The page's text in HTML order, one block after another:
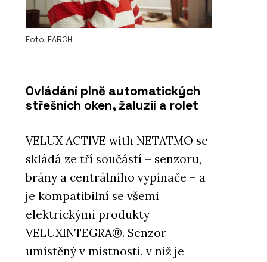
Foto: EARCH
Ovládání plně automatických
střešních oken, žaluzií a rolet
VELUX ACTIVE with NETATMO se
skládá ze tří součástí – senzoru,
brány a centrálního vypínače – a
je kompatibilní se všemi
elektrickými produkty
VELUXINTEGRA®. Senzor
umístěný v místnosti, v níž je